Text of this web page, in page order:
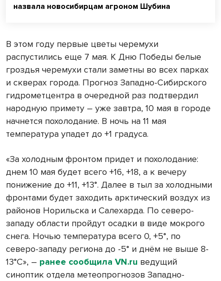
назвала новосибирцам агроном Шубина
В этом году первые цветы черемухи
распустились еще 7 мая. К Дню Победы белые
гроздья черемухи стали заметны во всех парках
и скверах города. Прогноз Западно-Сибирского
гидрометцентра в очередной раз подтвердил
народную примету – уже завтра, 10 мая в городе
начнется похолодание. В ночь на 11 мая
температура упадет до +1 градуса.
«За холодным фронтом придет и похолодание:
днем 10 мая будет всего +16, +18, а к вечеру
понижение до +11, +13°. Далее в тыл за холодными
фронтами будет заходить арктический воздух из
районов Норильска и Салехарда. По северо-
западу области пройдут осадки в виде мокрого
снега. Ночью температура всего 0, +5°, по
северо-западу региона до -5° и днём не выше 8-
13°C», – ранее сообщила VN.ru ведущий
синоптик отдела метеопрогнозов Западно-